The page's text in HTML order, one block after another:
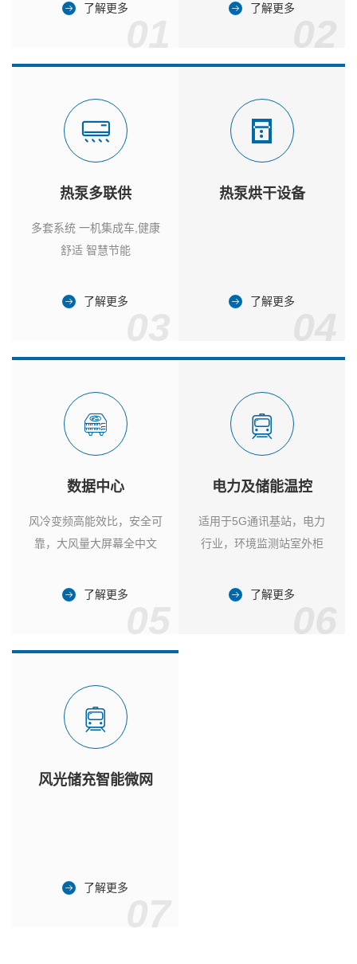
了解更多 了解更多
热泵多联供
多套系统 一机集成车,健康
舒适 智慧节能
了解更多
热泵烘干设备
了解更多
数据中心
风冷变频高能效比，安全可
靠，大风量大屏幕全中文
了解更多
电力及储能温控
适用于5G通讯基站，电力
行业，环境监测站室外柜
了解更多
风光储充智能微网
了解更多